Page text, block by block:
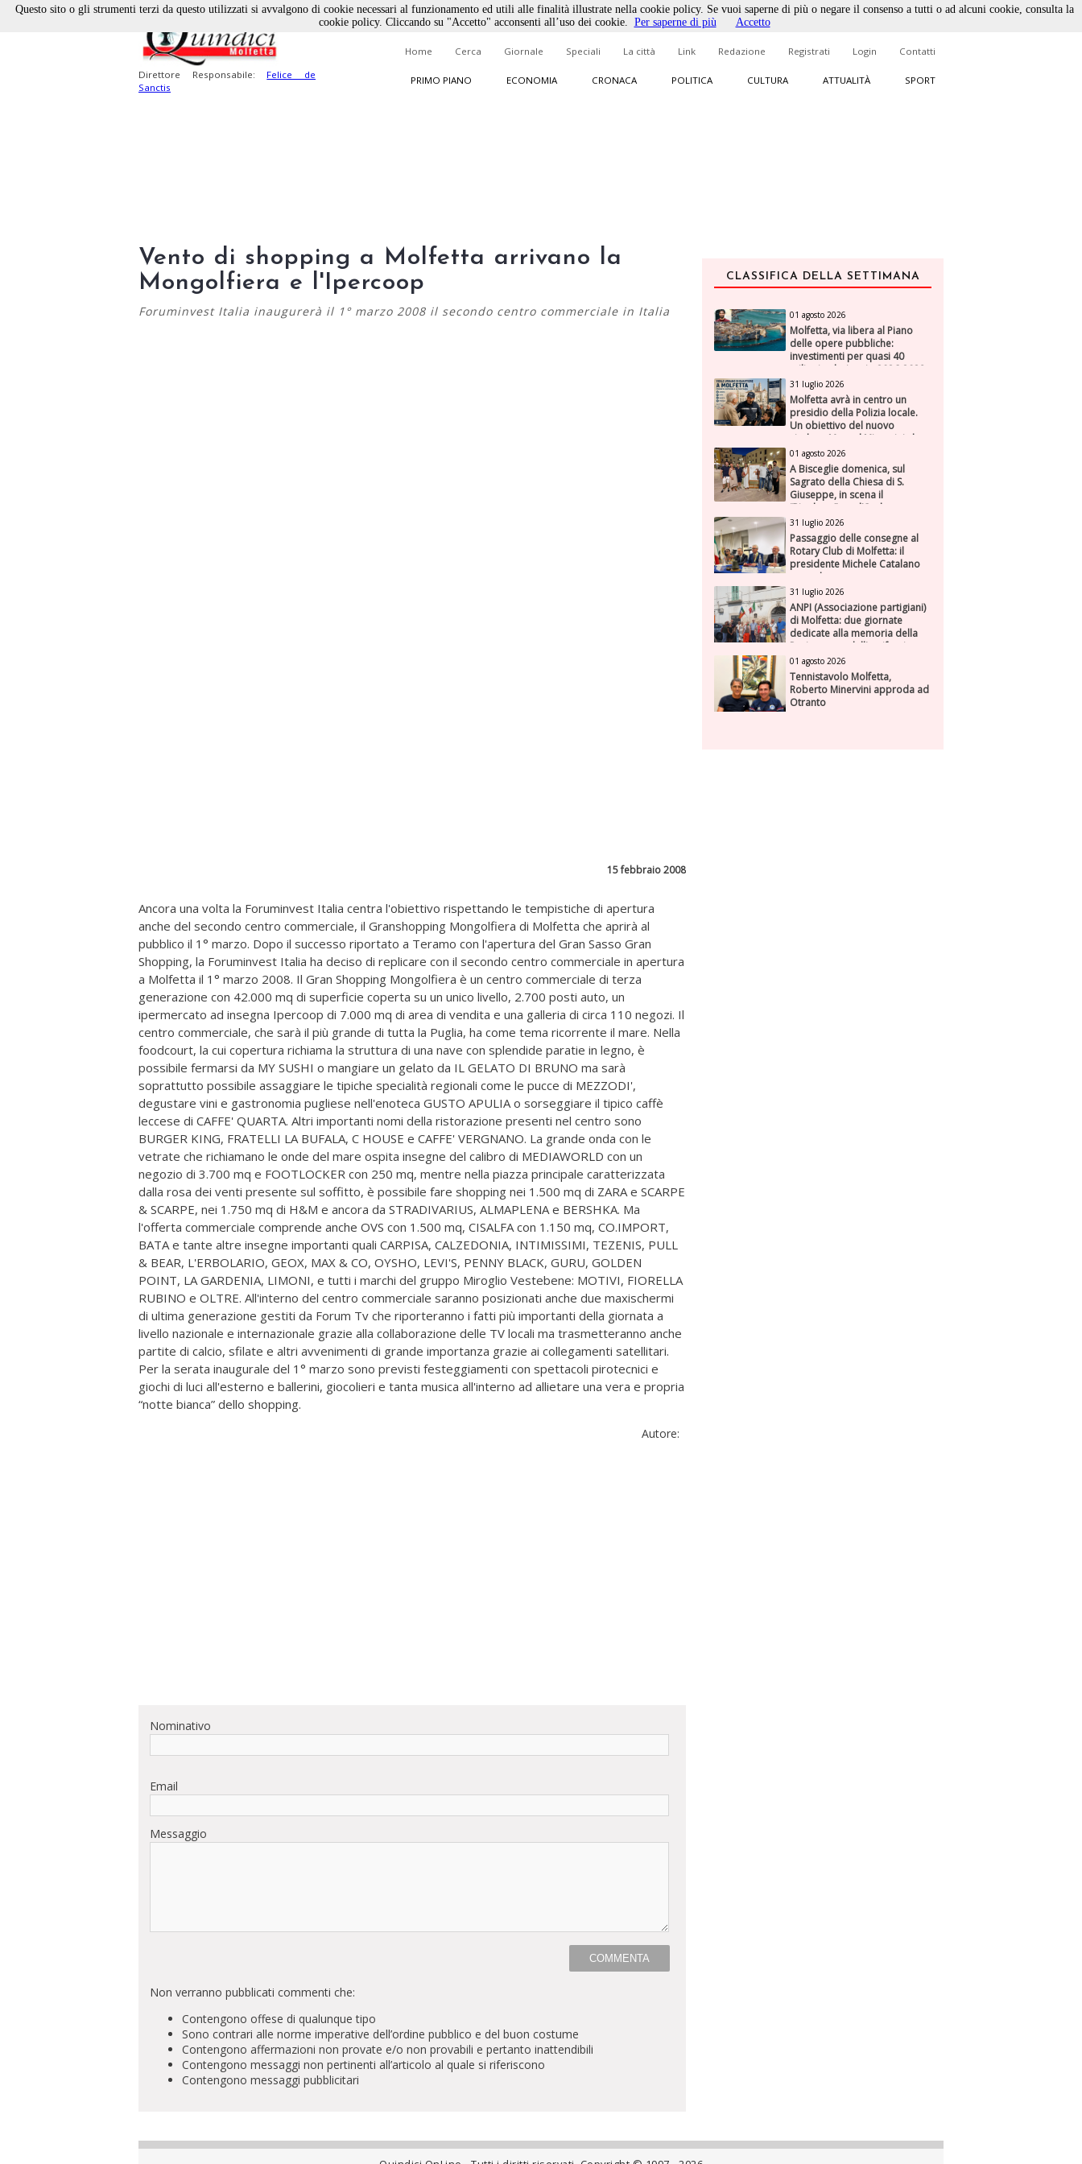
Direttore Responsabile: Felice de
Sanctis
Home Cerca Giornale Speciali La città Link Redazione Registrati Login Contatti
PRIMO PIANO ECONOMIA CRONACA POLITICA CULTURA ATTUALITÀ SPORT
Vento di shopping a Molfetta arrivano la
Mongolfiera e l'Ipercoop
Foruminvest Italia inaugurerà il 1° marzo 2008 il secondo centro commerciale in Italia
15 febbraio 2008
Ancora una volta la Foruminvest Italia centra l'obiettivo rispettando le tempistiche di apertura
anche del secondo centro commerciale, il Granshopping Mongolfiera di Molfetta che aprirà al
pubblico il 1° marzo. Dopo il successo riportato a Teramo con l'apertura del Gran Sasso Gran
Shopping, la Foruminvest Italia ha deciso di replicare con il secondo centro commerciale in apertura
a Molfetta il 1° marzo 2008. Il Gran Shopping Mongolfiera è un centro commerciale di terza
generazione con 42.000 mq di superficie coperta su un unico livello, 2.700 posti auto, un
ipermercato ad insegna Ipercoop di 7.000 mq di area di vendita e una galleria di circa 110 negozi. Il
centro commerciale, che sarà il più grande di tutta la Puglia, ha come tema ricorrente il mare. Nella
foodcourt, la cui copertura richiama la struttura di una nave con splendide paratie in legno, è
possibile fermarsi da MY SUSHI o mangiare un gelato da IL GELATO DI BRUNO ma sarà
soprattutto possibile assaggiare le tipiche specialità regionali come le pucce di MEZZODI',
degustare vini e gastronomia pugliese nell'enoteca GUSTO APULIA o sorseggiare il tipico caffè
leccese di CAFFE' QUARTA. Altri importanti nomi della ristorazione presenti nel centro sono
BURGER KING, FRATELLI LA BUFALA, C HOUSE e CAFFE' VERGNANO. La grande onda con le
vetrate che richiamano le onde del mare ospita insegne del calibro di MEDIAWORLD con un
negozio di 3.700 mq e FOOTLOCKER con 250 mq, mentre nella piazza principale caratterizzata
dalla rosa dei venti presente sul soffitto, è possibile fare shopping nei 1.500 mq di ZARA e SCARPE
& SCARPE, nei 1.750 mq di H&M e ancora da STRADIVARIUS, ALMAPLENA e BERSHKA. Ma
l'offerta commerciale comprende anche OVS con 1.500 mq, CISALFA con 1.150 mq, CO.IMPORT,
BATA e tante altre insegne importanti quali CARPISA, CALZEDONIA, INTIMISSIMI, TEZENIS, PULL
& BEAR, L'ERBOLARIO, GEOX, MAX & CO, OYSHO, LEVI'S, PENNY BLACK, GURU, GOLDEN
POINT, LA GARDENIA, LIMONI, e tutti i marchi del gruppo Miroglio Vestebene: MOTIVI, FIORELLA
RUBINO e OLTRE. All'interno del centro commerciale saranno posizionati anche due maxischermi
di ultima generazione gestiti da Forum Tv che riporteranno i fatti più importanti della giornata a
livello nazionale e internazionale grazie alla collaborazione delle TV locali ma trasmetteranno anche
partite di calcio, sfilate e altri avvenimenti di grande importanza grazie ai collegamenti satellitari.
Per la serata inaugurale del 1° marzo sono previsti festeggiamenti con spettacoli pirotecnici e
giochi di luci all'esterno e ballerini, giocolieri e tanta musica all'interno ad allietare una vera e propria
“notte bianca” dello shopping.
Autore:
Nominativo
Email
Messaggio
Non verranno pubblicati commenti che:
Contengono offese di qualunque tipo
Sono contrari alle norme imperative dell’ordine pubblico e del buon costume
Contengono affermazioni non provate e/o non provabili e pertanto inattendibili
Contengono messaggi non pertinenti all’articolo al quale si riferiscono
Contengono messaggi pubblicitari
CLASSIFICA DELLA SETTIMANA
01 agosto 2026
Molfetta, via libera al Piano
delle opere pubbliche:
investimenti per quasi 40
milioni nel triennio 2026-2028
31 luglio 2026
Molfetta avrà in centro un
presidio della Polizia locale.
Un obiettivo del nuovo
sindaco Manuel Minervini che
diviene realtà, con la speranza
di maggiore efficienza e
presenza sul territorio
01 agosto 2026
A Bisceglie domenica, sul
Sagrato della Chiesa di S.
Giuseppe, in scena il
“Rigoletto” con l’Orchestra
Sinfonica Federiciana
31 luglio 2026
Passaggio delle consegne al
Rotary Club di Molfetta: il
presidente Michele Catalano
succede a se stesso
31 luglio 2026
ANPI (Associazione partigiani)
di Molfetta: due giornate
dedicate alla memoria della
Resistenza e dell'antifascismo
01 agosto 2026
Tennistavolo Molfetta,
Roberto Minervini approda ad
Otranto
Questo sito o gli strumenti terzi da questo utilizzati si avvalgono di cookie necessari al funzionamento ed utili alle finalità illustrate nella cookie policy. Se vuoi saperne di più o negare il consenso a tutti o ad alcuni cookie, consulta la
cookie policy. Cliccando su "Accetto" acconsenti all’uso dei cookie. Per saperne di più Accetto